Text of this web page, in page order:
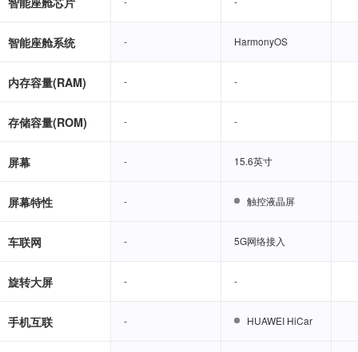
智能座舱系统 - HarmonyOS
内存容量(RAM) - -
存储容量(ROM) - -
屏幕 - 15.6英寸
屏幕特性 - 触控液晶屏
车联网 - 5G网络接入
旋转大屏 - -
手机互联 - HUAWEI HiCar
- HarmonyOS
- -
- -
- 15.6英寸
- 触控液晶屏
- 5G网络接入
- -
- HUAWEI HiCar